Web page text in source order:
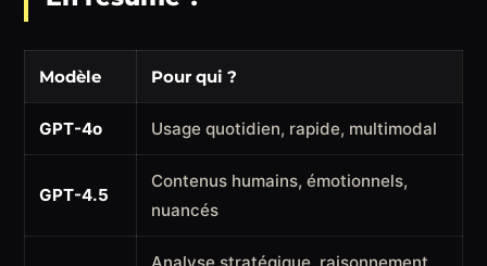
Modèle Pour qui ?
GPT-4o Usage quotidien, rapide, multimodal
GPT-4.5
Contenus humains, émotionnels,
nuancés